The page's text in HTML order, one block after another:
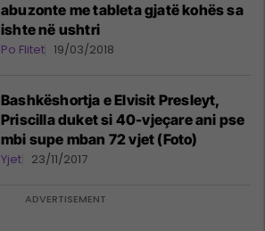
abuzonte me tableta gjatë kohës sa
ishte në ushtri
Po Flitet 19/03/2018
Bashkëshortja e Elvisit Presleyt,
Priscilla duket si 40-vjeçare ani pse
mbi supe mban 72 vjet (Foto)
Yjet 23/11/2017